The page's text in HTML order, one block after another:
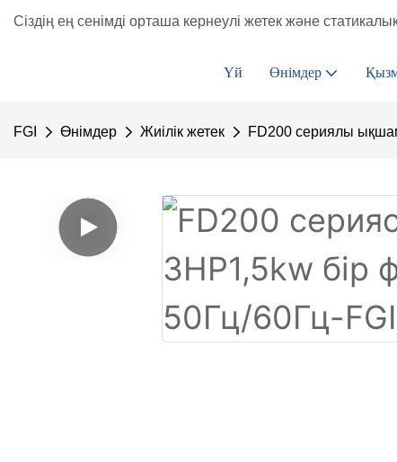
Сіздің ең сенімді орташа кернеулі жетек және
Үй Өнімдер
FGI Өнімдер Жиілік жетек FD200 сериялы